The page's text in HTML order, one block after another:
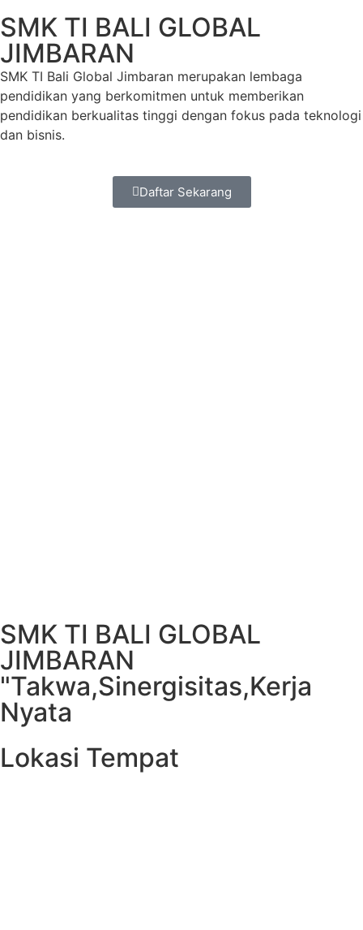
SMK TI BALI GLOBAL
JIMBARAN
SMK TI Bali Global Jimbaran merupakan lembaga
pendidikan yang berkomitmen untuk memberikan
pendidikan berkualitas tinggi dengan fokus pada teknologi
dan bisnis.
Daftar Sekarang
SMK TI BALI GLOBAL
JIMBARAN
"Takwa,Sinergisitas,Kerja
Nyata
Lokasi Tempat